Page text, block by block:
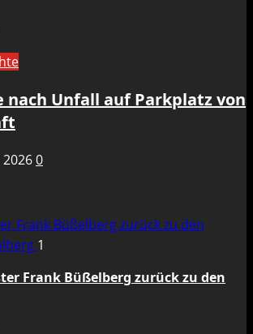
nach Unfall auf Parkplatz von
20260
Frank Büßelberg zurück zu den
1
Frank Büßelberg zurück zu den